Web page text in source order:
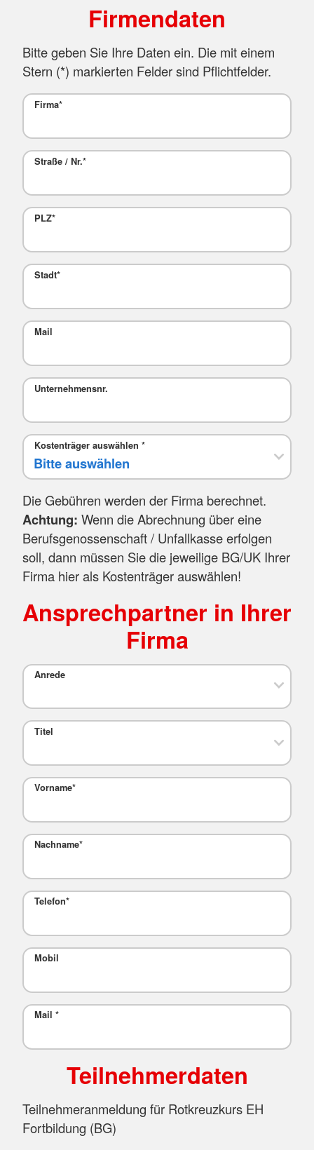
Firmendaten
Bitte geben Sie Ihre Daten ein. Die mit einem
Stern (*) markierten Felder sind Pflichtfelder.
Firma*
Straße / Nr.*
PLZ*
Stadt*
Mail
Unternehmensnr.
Kostenträger auswählen *
Die Gebühren werden der Firma berechnet.
Achtung: Wenn die Abrechnung über eine
Berufsgenossenschaft / Unfallkasse erfolgen
soll, dann müssen Sie die jeweilige BG/UK Ihrer
Firma hier als Kostenträger auswählen!
Ansprechpartner in Ihrer
Firma
Anrede
Titel
Vorname*
Nachname*
Telefon*
Mobil
Mail *
Teilnehmerdaten
Teilnehmeranmeldung für Rotkreuzkurs EH
Fortbildung (BG)